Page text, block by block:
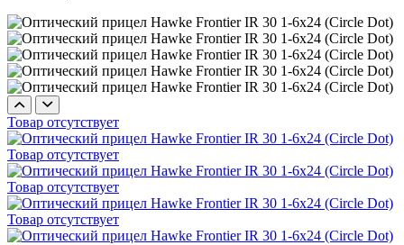
Товар отсутствует
Товар отсутствует
Товар отсутствует
Товар отсутствует